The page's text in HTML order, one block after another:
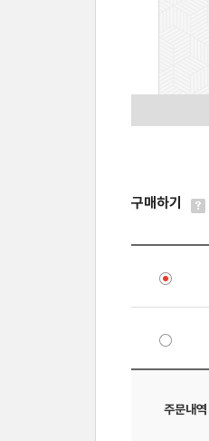
구매하기
주문내역